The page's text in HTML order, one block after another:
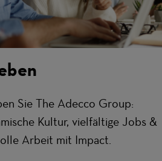
Sie The Adecco Group:
Kultur, vielfältige Jobs &
Arbeit mit Impact.